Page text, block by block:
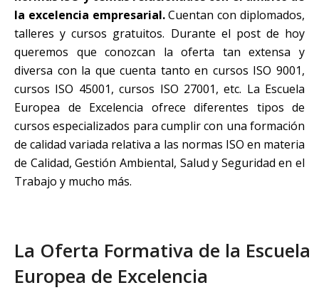
la excelencia empresarial.Cuentan con diplomados,
talleres y cursos gratuitos. Durante el post de hoy
queremos que conozcan la oferta tan extensa y
diversa con la que cuenta tanto en cursos ISO 9001,
cursos ISO 45001, cursos ISO 27001, etc. La Escuela
Europea de Excelencia ofrece diferentes tipos de
cursos especializados para cumplir con una formación
de calidad variada relativa a las normas ISO en materia
de Calidad, Gestión Ambiental, Salud y Seguridad en el
Trabajo y mucho más.
La Oferta Formativa de la Escuela
Europea de Excelencia